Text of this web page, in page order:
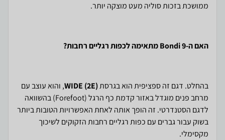
ממושכת בזכות סוליה מעט מוצקה יותר.
האם ה-Bondi 9 מתאימה לכפות רגליים רחבות?
בהחלט. דגם זה ספציפית הוא בגרסתWIDE (2E), והוא עוצב עם
מרחב פנים מוגדל באזור קדמת כף הרגל (Forefoot) בהשוואה
לדגם הסטנדרטי. זה הופך אותה לאחת האפשרויות הטובות ביותר
בשוק עבור גברים עם כפות רגליים רחבות הזקוקים לשיכוך
מקסימלי.